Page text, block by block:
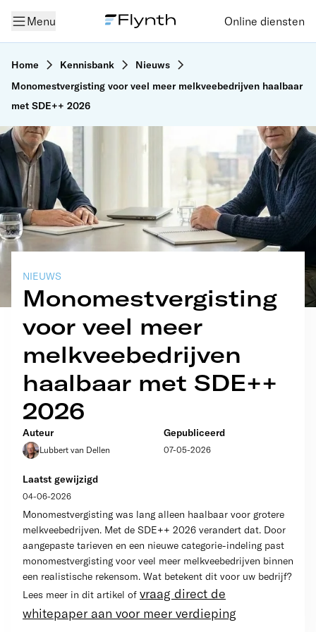
Menu Online diensten
Home Kennisbank
Nieuws
Monomestvergisting voor veel meer melkveebedrijven haalbaar
met SDE++ 2026
Monomestvergisting
voor veel meer
melkveebedrijven
haalbaar met SDE++
2026
NIEUWS
Auteur
Lubbert van Dellen
Gepubliceerd
07-05-2026
Laatst gewijzigd
04-06-2026
Monomestvergisting was lang alleen haalbaar voor grotere
melkveebedrijven. Met de SDE++ 2026 verandert dat. Door
aangepaste tarieven en een nieuwe categorie-indeling past
monomestvergisting voor veel meer melkveebedrijven binnen
een realistische rekensom. Wat betekent dit voor uw bedrijf?
Lees meer in dit artikel of vraag direct de
whitepaper aan voor meer verdieping